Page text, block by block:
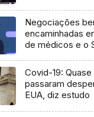
Negociações
encaminhadas
de médicos e o
Covid-19:
passaram
EUA, diz estudo